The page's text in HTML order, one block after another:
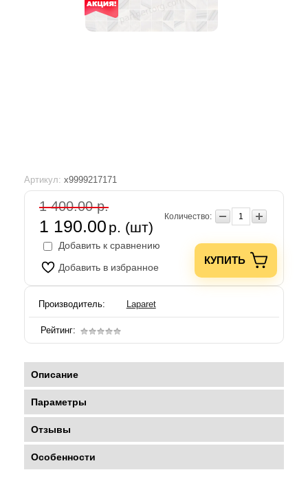
Артикул: х9999217171
1 400.00 р.
1 190.00 р. (шт)
Количество:
Добавить к сравнению
Добавить в избранное
КУПИТЬ
Производитель: Laparet
Рейтинг:
Описание
Параметры
Отзывы
Особенности